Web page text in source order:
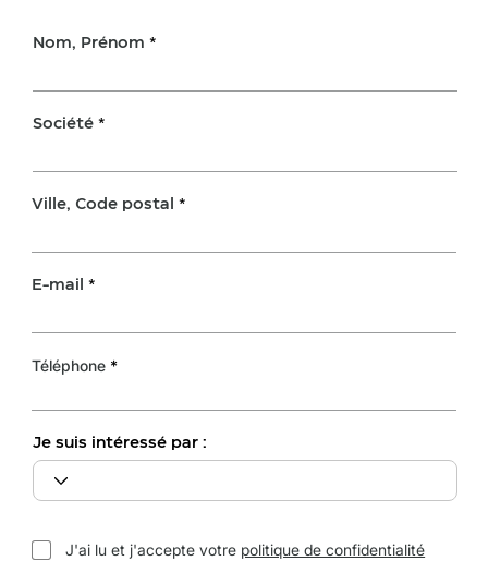
Nom, Prénom
Société
Ville, Code postal
E-mail
Téléphone
Je suis intéressé par :
J'ai lu et j'accepte votre politique de confidentialité